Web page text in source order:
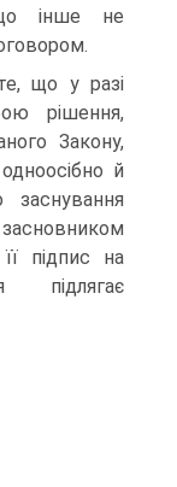
інше не
що у разі
рішення,
Закону,
й
підпис на
підлягає